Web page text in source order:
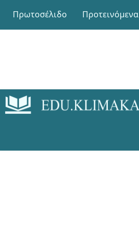
Πρωτοσέλιδο Προτεινόμενα